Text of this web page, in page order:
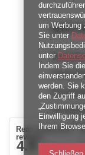
Track-
Ich
Ich
Ich
Kontakt
Real customers
reviews
4.9
um Werbung
Sie unter
unter
Indem Sie
werden. Sie
den Zugriff
Einwilligung
Ihrem